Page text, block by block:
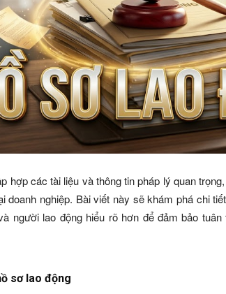
hợp các tài liệu và thông tin pháp lý quan
doanh nghiệp. Bài viết này sẽ khám phá chi
người lao động hiểu rõ hơn để đảm bảo
sơ lao động